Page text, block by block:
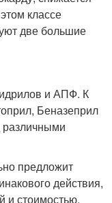
классе
две большие
и АПФ. К
Беназеприл
предложит
действия,
и стоимостью.